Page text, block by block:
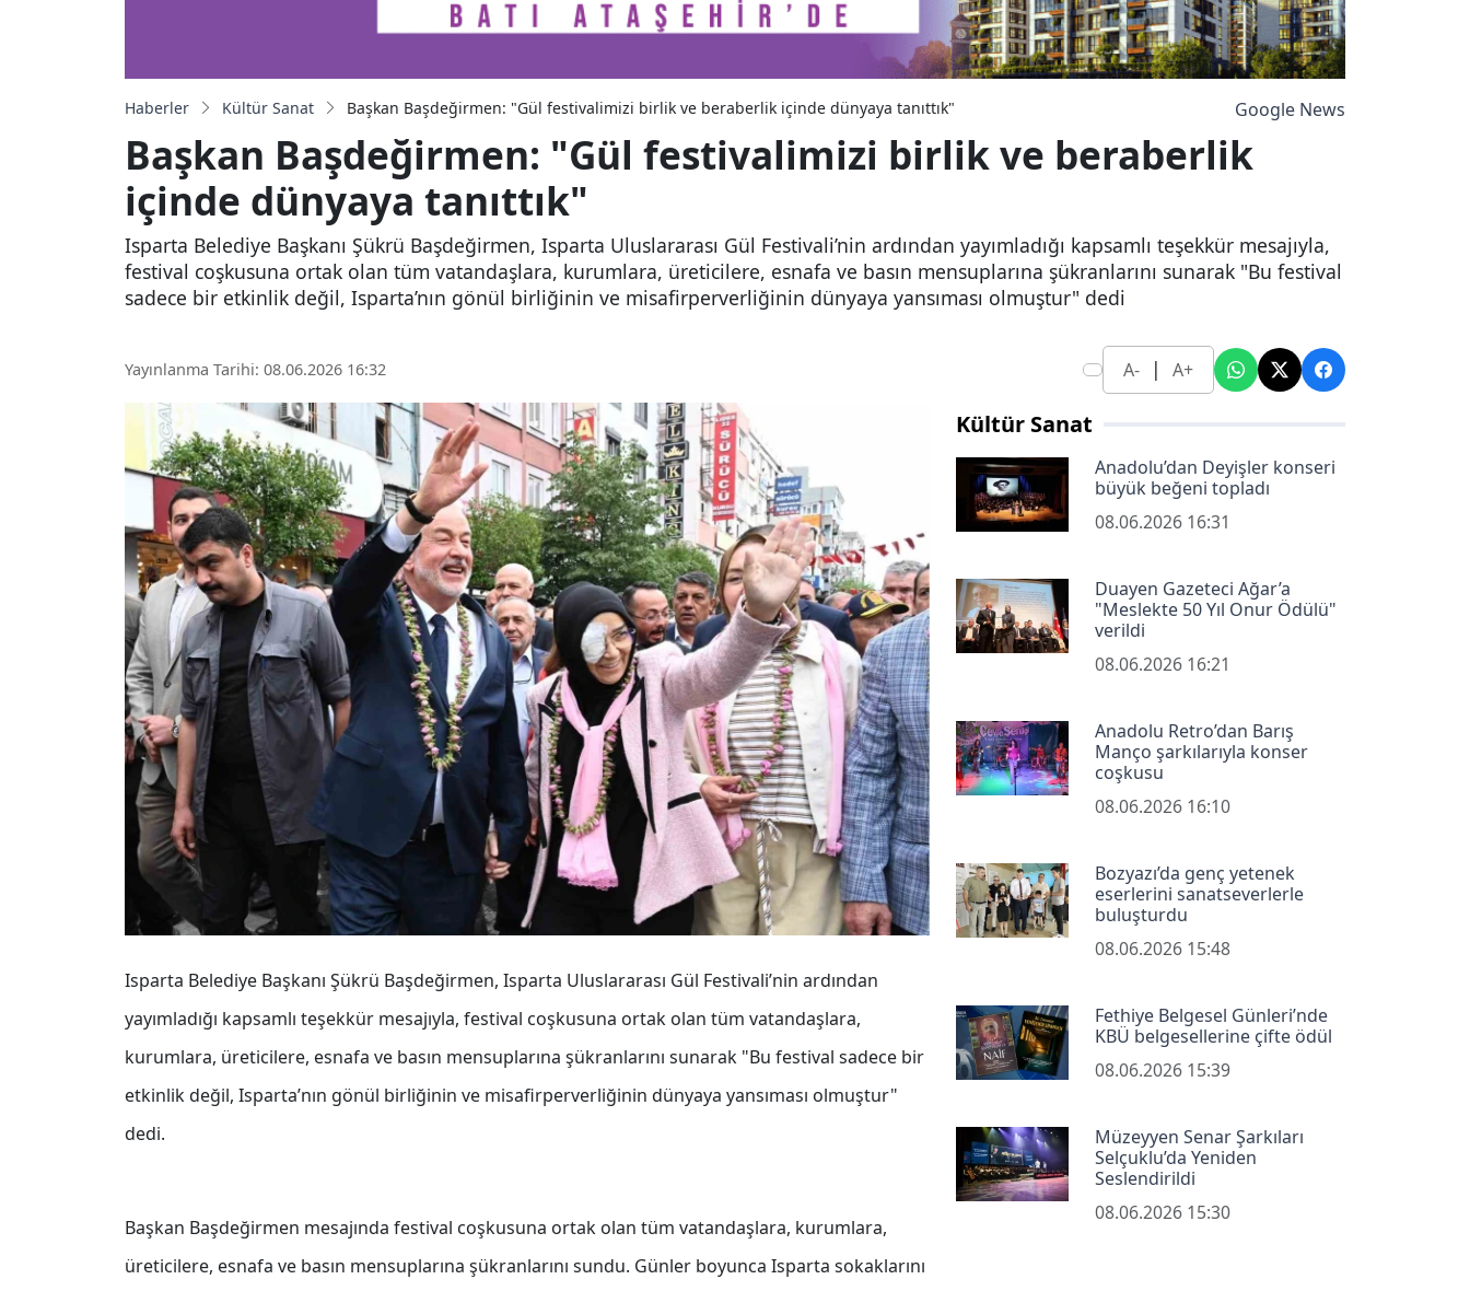
Haberler Kültür Sanat Başkan Başdeğirmen: "Gül festivalimizi birlik ve beraberlik içinde dünyaya tanıttık" Google News
Başkan Başdeğirmen: "Gül festivalimizi birlik ve beraberlik
içinde dünyaya tanıttık"
Isparta Belediye Başkanı Şükrü Başdeğirmen, Isparta Uluslararası Gül Festivali’nin ardından yayımladığı kapsamlı teşekkür mesajıyla,
festival coşkusuna ortak olan tüm vatandaşlara, kurumlara, üreticilere, esnafa ve basın mensuplarına şükranlarını sunarak "Bu festival
sadece bir etkinlik değil, Isparta’nın gönül birliğinin ve misafirperverliğinin dünyaya yansıması olmuştur" dedi
Yayınlanma Tarihi: 08.06.2026 16:32 A- | A+
Isparta Belediye Başkanı Şükrü Başdeğirmen, Isparta Uluslararası Gül Festivali’nin ardından
yayımladığı kapsamlı teşekkür mesajıyla, festival coşkusuna ortak olan tüm vatandaşlara,
kurumlara, üreticilere, esnafa ve basın mensuplarına şükranlarını sunarak "Bu festival sadece bir
etkinlik değil, Isparta’nın gönül birliğinin ve misafirperverliğinin dünyaya yansıması olmuştur"
dedi.
Başkan Başdeğirmen mesajında festival coşkusuna ortak olan tüm vatandaşlara, kurumlara,
üreticilere, esnafa ve basın mensuplarına şükranlarını sundu. Günler boyunca Isparta sokaklarını
Kültür Sanat
Anadolu’dan Deyişler konseri
büyük beğeni topladı
08.06.2026 16:31
Duayen Gazeteci Ağar’a
"Meslekte 50 Yıl Onur Ödülü"
verildi
08.06.2026 16:21
Anadolu Retro’dan Barış
Manço şarkılarıyla konser
coşkusu
08.06.2026 16:10
Bozyazı’da genç yetenek
eserlerini sanatseverlerle
buluşturdu
08.06.2026 15:48
Fethiye Belgesel Günleri’nde
KBÜ belgesellerine çifte ödül
08.06.2026 15:39
Müzeyyen Senar Şarkıları
Selçuklu’da Yeniden
Seslendirildi
08.06.2026 15:30